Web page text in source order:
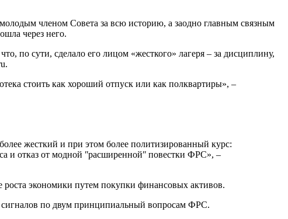
членом Совета за всю историю, а заодно главным связным
через него.
по сути, сделало его лицом «жесткого» лагеря – за дисциплину,
стоить как хороший отпуск или как полквартиры», –
жесткий и при этом более политизированный курс:
и отказ от модной ʺрасширеннойʺ повестки ФРС», –
экономики путем покупки финансовых активов.
сигналов по двум принципиальный вопросам ФРС.